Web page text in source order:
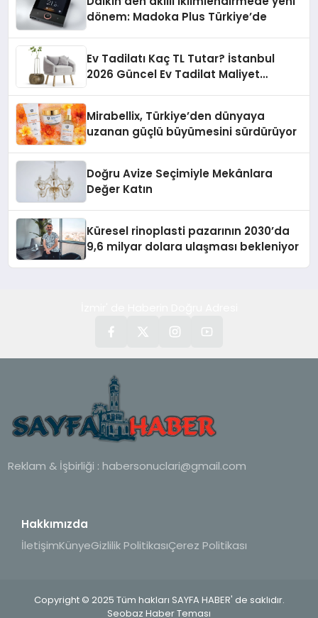
dönem: Madoka Plus Türkiye’de
Ev Tadilatı Kaç TL Tutar? İstanbul
2026 Güncel Ev Tadilat Maliyet
Mirabellix, Türkiye’den dünyaya
uzanan güçlü büyümesini sürdürüyor
Doğru Avize Seçimiyle Mekânlara
Değer Katın
Küresel rinoplasti pazarının 2030’da
9,6 milyar dolara ulaşması bekleniyor
Reklam & İşbirliği : habersonuclari@gmail.com
Hakkımızda
İletişimKünyeGizlilik PolitikasıÇerez Politikası
Copyright © 2025 Tüm hakları SAYFA HABER' de saklıdır.
Seobaz Haber Teması